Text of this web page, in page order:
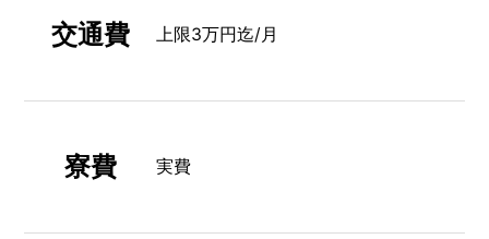
交通費 上限3万円迄/月
寮費 実費